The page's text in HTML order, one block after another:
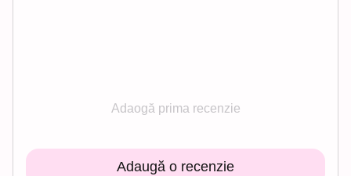
Adaogă prima recenzie
Adaugă o recenzie